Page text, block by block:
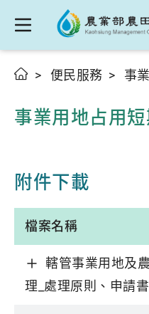
便民服務 事
事業用地占用
附件下載
檔案名稱
轄管事業用地及
理_處理原則、申請